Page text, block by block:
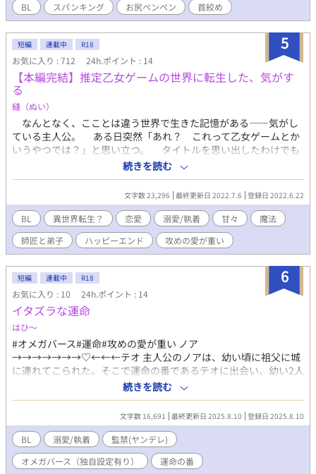
BL スパンキング お尻ペンペン 首絞め
5
短編 連載中 R18
お気に入り : 712 24h.ポイント : 14
【本編完結】推定乙女ゲームの世界に転生した、気がす
る
縫（ぬい）
なんとなく、こことは違う世界で生きた記憶がある――気がし
ている主人公。 ある日突然「あれ？ これって乙女ゲームとか
いうやつでは？」と思い立つ。 タイトルを思い出したわけでも
ないし、ストーリーの記憶が蘇ったわけでもない。 ただ、状況
証拠的にそうではないかと怪しみ始める。 だんだんと深まる疑
惑。それに同調するように増える、言いようのない不安。 （もし
本当にこれが転生とかいうヤツなら、俺の人生を第三者に操られ
るなんてごめんだ） そんな状況を回避するにはどうしたら良い
か考える主人公。そのせいで増える徹夜と目の下の隈。 三徹し
たあくる日、まるで神の導きかのように名案が浮かぶ！ 「ストー
リーに巻き込まれる前に作ってしまえばいいんだ！ 恋人を！」
弟子が可愛くて仕方ない魔法使い×あほの子転生者（仮） 本
編はさくっと終わらせる予定ですが、いっちゃいちゃさせたいの
で番外編を多めに書くつもりです。 固定CPがいちゃついてるだ
けなのであんまり転生感はありません。
続きを読む
文字数 23,296 最終更新日 2022.7.6 登録日 2022.6.22
BL 異世界転生？ 恋愛 溺愛/執着 甘々
魔法
師匠と弟子
ハッピーエンド 攻めの愛が重い
6
短編 連載中 R18
お気に入り : 10 24h.ポイント : 14
イタズラな運命
はひ〜
#オメガバース#運命#攻めの愛が重い ノア
→→→→→→→♡←←←テオ 主人公のノアは、幼い頃に祖父に城
に連れてこられた。そこで運命の番であるテオに出会い、幼い2人
であったがその場でヒートし、番ってしまう。そして、その現場
に駆けつけた大人たちは2人を引き離しその後は会うことはなかっ
た。しかし、ノアが２０歳になったある日、運命の歯車は再び動
き出した…。
続きを読む
文字数 16,691 最終更新日 2025.8.10 登録日 2025.8.10
BL 溺愛/執着
監禁(ヤンデレ)
オメガバース（独自設定有り）
運命の番